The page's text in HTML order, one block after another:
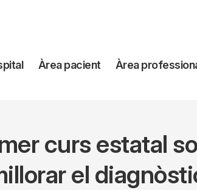
Àrea pacient Àrea
curs estatal
el